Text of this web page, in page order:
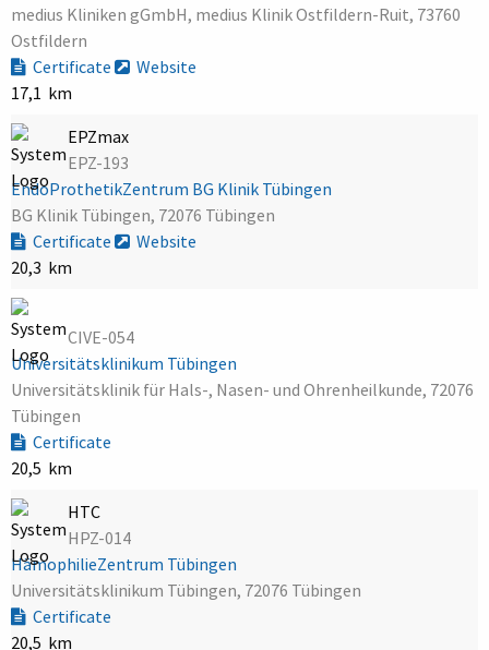
medius Kliniken gGmbH, medius Klinik Ostfildern-Ruit, 73760
Ostfildern
Certificate
Website
17,1 km
EPZmax
EPZ-193
EndoProthetikZentrum BG Klinik Tübingen
BG Klinik Tübingen, 72076 Tübingen
Certificate
Website
20,3 km
CIVE-054
Universitätsklinikum Tübingen
Universitätsklinik für Hals-, Nasen- und Ohrenheilkunde, 72076
Tübingen
Certificate
20,5 km
HTC
HPZ-014
HämophilieZentrum Tübingen
Universitätsklinikum Tübingen, 72076 Tübingen
Certificate
20,5 km